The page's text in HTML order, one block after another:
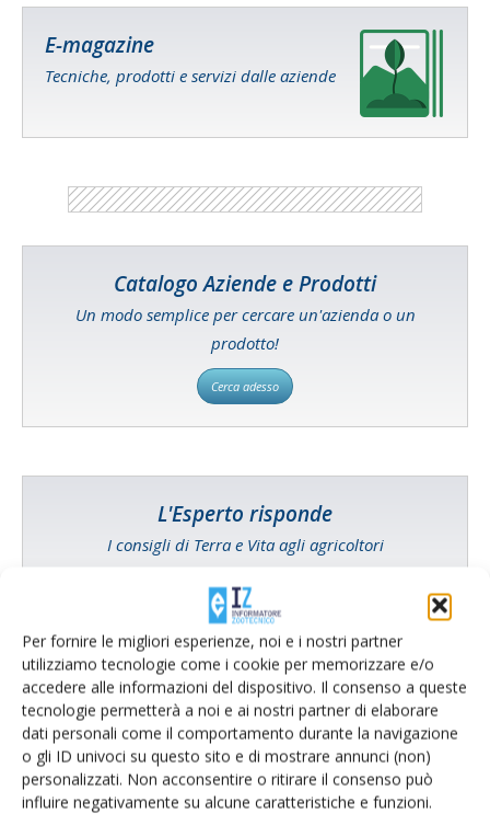
Per fornire le migliori esperienze, noi e i nostri partner
utilizziamo tecnologie come i cookie per memorizzare e/o
accedere alle informazioni del dispositivo. Il consenso a queste
tecnologie permetterà a noi e ai nostri partner di elaborare
dati personali come il comportamento durante la navigazione
o gli ID univoci su questo sito e di mostrare annunci (non)
personalizzati. Non acconsentire o ritirare il consenso può
influire negativamente su alcune caratteristiche e funzioni.
E-magazine
Tecniche, prodotti e servizi dalle aziende
Catalogo Aziende e Prodotti
Un modo semplice per cercare un'azienda o un
prodotto!
Cerca adesso
L'Esperto risponde
I consigli di Terra e Vita agli agricoltori
Cerca adesso